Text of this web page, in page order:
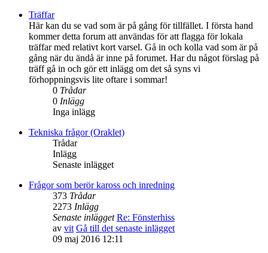
Träffar
Här kan du se vad som är på gång för tillfället. I första hand
kommer detta forum att användas för att flagga för lokala
träffar med relativt kort varsel. Gå in och kolla vad som är på
gång när du ändå är inne på forumet. Har du något förslag på
träff gå in och gör ett inlägg om det så syns vi
förhoppningsvis lite oftare i sommar!
0 Trådar
0 Inlägg
Inga inlägg
Tekniska frågor (Oraklet)
Trådar
Inlägg
Senaste inlägget
Frågor som berör kaross och inredning
373 Trådar
2273 Inlägg
Senaste inlägget Re: Fönsterhiss
av vit Gå till det senaste inlägget
09 maj 2016 12:11